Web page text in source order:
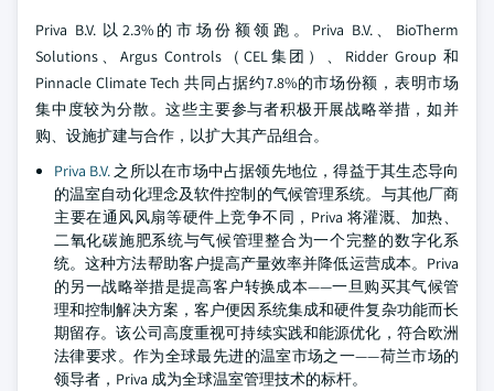
Priva B.V. 以2.3%的市场份额领跑。Priva B.V.、BioTherm
Solutions、Argus Controls（CEL集团）、Ridder Group 和
Pinnacle Climate Tech 共同占据约7.8%的市场份额，表明市场
集中度较为分散。这些主要参与者积极开展战略举措，如并
购、设施扩建与合作，以扩大其产品组合。
Priva B.V. 之所以在市场中占据领先地位，得益于其生态导向
的温室自动化理念及软件控制的气候管理系统。与其他厂商
主要在通风风扇等硬件上竞争不同，Priva 将灌溉、加热、
二氧化碳施肥系统与气候管理整合为一个完整的数字化系
统。这种方法帮助客户提高产量效率并降低运营成本。Priva
的另一战略举措是提高客户转换成本——一旦购买其气候管
理和控制解决方案，客户便因系统集成和硬件复杂功能而长
期留存。该公司高度重视可持续实践和能源优化，符合欧洲
法律要求。作为全球最先进的温室市场之一——荷兰市场的
领导者，Priva 成为全球温室管理技术的标杆。